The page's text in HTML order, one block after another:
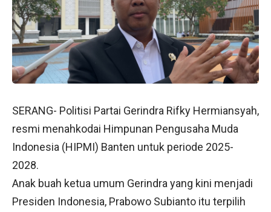
SERANG- Politisi Partai Gerindra Rifky Hermiansyah,
resmi menahkodai Himpunan Pengusaha Muda
Indonesia (HIPMI) Banten untuk periode 2025-
2028.
Anak buah ketua umum Gerindra yang kini menjadi
Presiden Indonesia, Prabowo Subianto itu terpilih